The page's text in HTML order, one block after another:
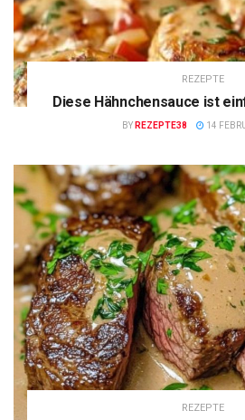
REZEPTE
Diese Hähnchensauce ist
BY REZEPTE38 14
REZEPTE